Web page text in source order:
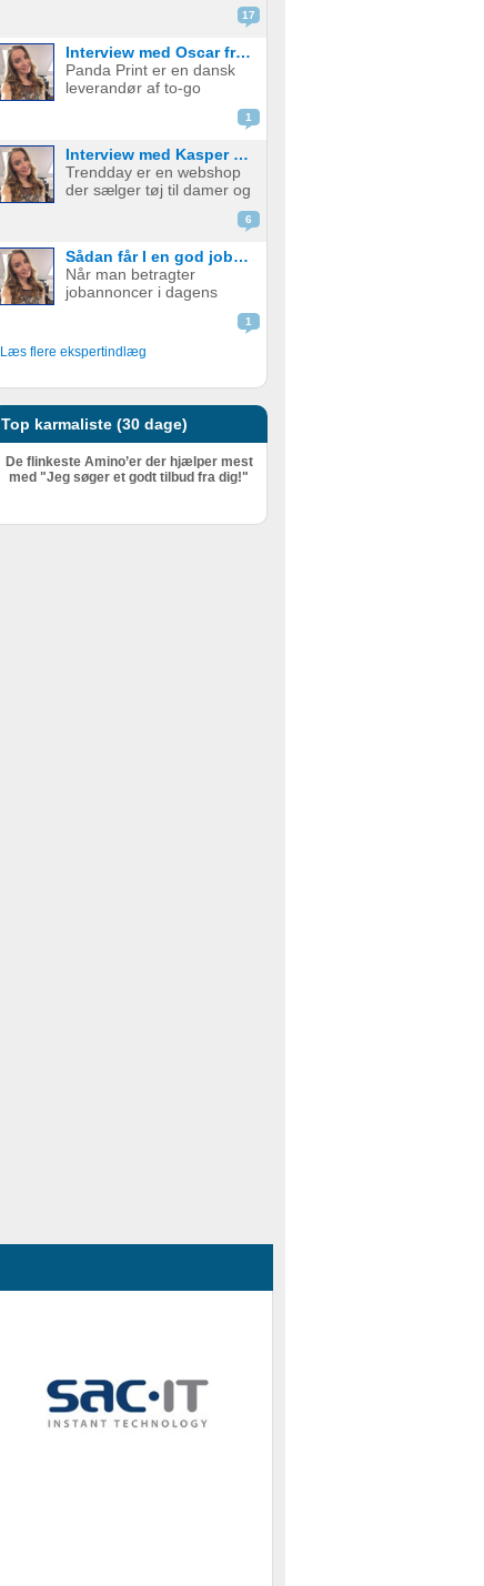
ved at være der, lige ved
at have gennemført
signup, men hvad nu? Jeg
17
Interview med Oscar fra Panda Print
Panda Print er en dansk
leverandør af to-go
emballage - med og uden
print. Firmaet startede i år
papkrus med tryk, men
har siden udvidet
sortimentet og tilbyder nu
1
Interview med Kasper fra Trendday
Trendday er en webshop
der sælger tøj til damer og
Bag Trendday er de to
unge iværksættere
Camilla og Kasper. I dette
6
Sådan får I en god jobannonce
Når man betragter
jobannoncer i dagens
personlige og faglige
kompetencer. En
ikke ualmindeligt at find...
1
Læs flere ekspertindlæg
Top karmaliste (30 dage)
De flinkeste Amino’er der hjælper mest
med "Jeg søger et godt tilbud fra dig!"